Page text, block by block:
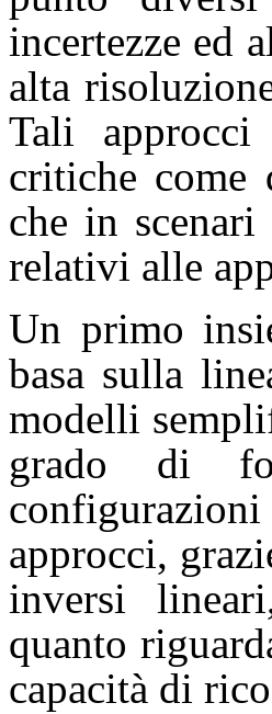
incertezze ed
alta
Tali
critiche come
che in scenari
relativi alle
Un primo
basa sulla
modelli
grado di
approcci,
inversi
quanto
capacità di